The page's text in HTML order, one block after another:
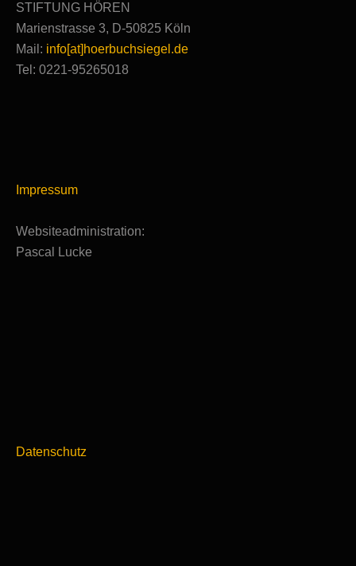
STIFTUNG HÖREN
Marienstrasse 3, D-50825 Köln
Mail: info[at]hoerbuchsiegel.de
Tel: 0221-95265018
Impressum
Websiteadministration:
Pascal Lucke
Datenschutz